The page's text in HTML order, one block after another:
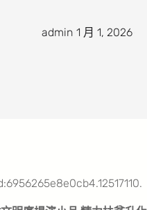
admin 1 月 1, 2026